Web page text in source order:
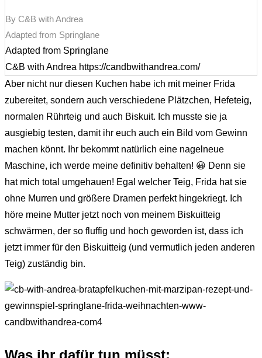
By C&B with Andrea
Adapted from Springlane
Adapted from Springlane
C&B with Andrea https://candbwithandrea.com/
Aber nicht nur diesen Kuchen habe ich mit meiner Frida
zubereitet, sondern auch verschiedene Plätzchen, Hefeteig,
normalen Rührteig und auch Biskuit. Ich musste sie ja
ausgiebig testen, damit ihr euch auch ein Bild vom Gewinn
machen könnt. Ihr bekommt natürlich eine nagelneue
Maschine, ich werde meine definitiv behalten! 😀 Denn sie
hat mich total umgehauen! Egal welcher Teig, Frida hat sie
ohne Murren und größere Dramen perfekt hingekriegt. Ich
höre meine Mutter jetzt noch von meinem Biskuitteig
schwärmen, der so fluffig und hoch geworden ist, dass ich
jetzt immer für den Biskuitteig (und vermutlich jeden anderen
Teig) zuständig bin.
Was ihr dafür tun müsst: